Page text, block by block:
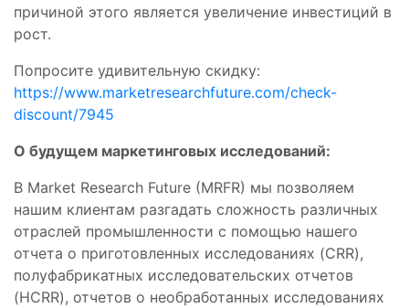
причиной этого является увеличение инвестиций в
рост.
Попросите удивительную скидку:
https://www.marketresearchfuture.com/check-
discount/7945
О будущем маркетинговых исследований:
В Market Research Future (MRFR) мы позволяем
нашим клиентам разгадать сложность различных
отраслей промышленности с помощью нашего
отчета о приготовленных исследованиях (CRR),
полуфабрикатных исследовательских отчетов
(HCRR), отчетов о необработанных исследованиях